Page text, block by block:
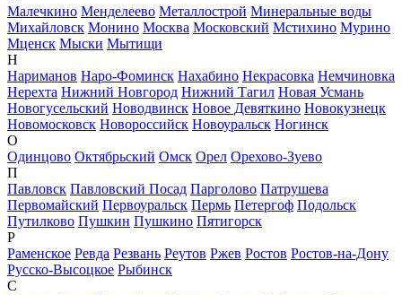
Малечкино Менделеево Металлострой Минеральные воды
Михайловск Монино Москва Московский Мстихино Мурино
Мценск Мыски Мытищи
Н
Нариманов Наро-Фоминск Нахабино Некрасовка Немчиновка
Нерехта Нижний Новгород Нижний Тагил Новая Усмань
Новогусельский Новодвинск Новое Девяткино Новокузнецк
Новомосковск Новороссийск Новоуральск Ногинск
О
Одинцово Октябрьский Омск Орел Орехово-Зуево
П
Павловск Павловский Посад Парголово Патрушева
Первомайский Первоуральск Пермь Петергоф Подольск
Путилково Пушкин Пушкино Пятигорск
Р
Раменское Ревда Резвань Реутов Ржев Ростов Ростов-на-Дону
Русско-Высоцкое Рыбинск
С